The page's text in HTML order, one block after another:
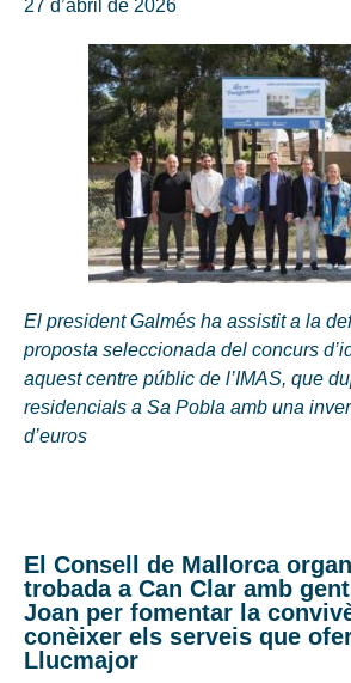
27 d’abril de 2026
El president Galmés ha assistit a la
proposta seleccionada del concurs
aquest centre públic de l’IMAS, que
residencials a Sa Pobla amb una
d’euros
El Consell de Mallorca
trobada a Can Clar amb
Joan per fomentar la
conèixer els serveis que
Llucmajor